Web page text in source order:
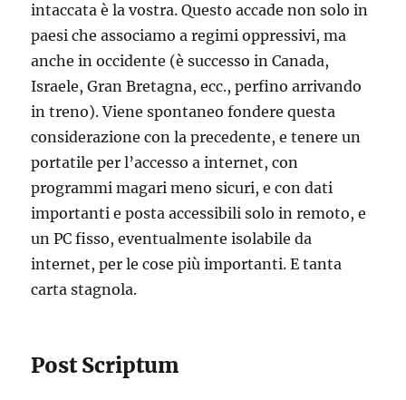
intaccata è la vostra. Questo accade non solo in
paesi che associamo a regimi oppressivi, ma
anche in occidente (è successo in Canada,
Israele, Gran Bretagna, ecc., perfino arrivando
in treno). Viene spontaneo fondere questa
considerazione con la precedente, e tenere un
portatile per l’accesso a internet, con
programmi magari meno sicuri, e con dati
importanti e posta accessibili solo in remoto, e
un PC fisso, eventualmente isolabile da
internet, per le cose più importanti. E tanta
carta stagnola.
Post Scriptum